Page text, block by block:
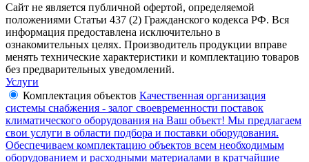
Сайт не является публичной офертой, определяемой
положениями Статьи 437 (2) Гражданского кодекса РФ. Вся
информация предоставлена исключительно в
ознакомительных целях. Производитель продукции вправе
менять технические характеристики и комплектацию товаров
без предварительных уведомлений.
Услуги
Комплектация объектов Качественная организация
системы снабжения - залог своевременности поставок
климатического оборудования на Ваш объект! Мы предлагаем
свои услуги в области подбора и поставки оборудования.
Обеспечиваем комплектацию объектов всем необходимым
оборудованием и расходными материалами в кратчайшие